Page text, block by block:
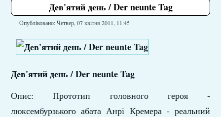
Дев'ятий день / Der neunte Tag
Опубліковано: Четвер, 07 квітня 2011, 11:45
Дев'ятий день / Der neunte Tag
Опис: Прототип головного героя -
люксембурзького абата Анрі Кремера - реальний